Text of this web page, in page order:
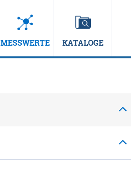
MESSWERTE KATALOGE